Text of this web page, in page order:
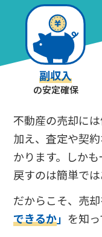
副収入
の安定確保
不動産の売却に
加え、査定や契
かります。しか
戻すのは簡単では
だからこそ、売
できるか」 を知